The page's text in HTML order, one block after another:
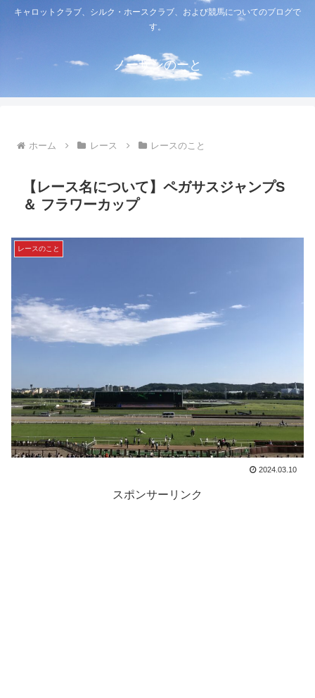
キャロットクラブ、シルク・ホースクラブ、および競馬についてのブログで
す。
ノーザンのーと
ホーム レース レースのこと
【レース名について】ペガサスジャンプS
＆ フラワーカップ
レースのこと
2024.03.10
スポンサーリンク